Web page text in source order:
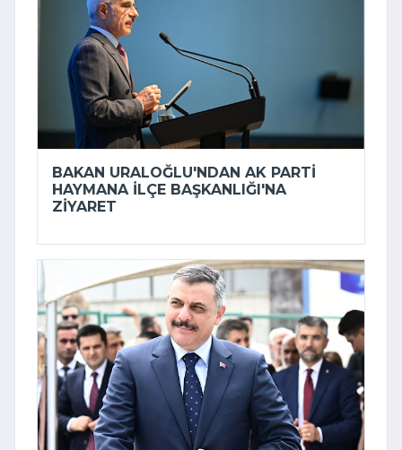
BAKAN URALOĞLU'NDAN AK PARTI
HAYMANA İLÇE BAŞKANLIĞI'NA
ZIYARET